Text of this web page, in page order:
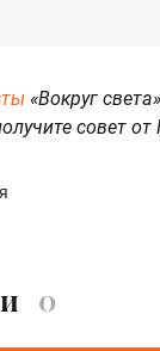
«Вокруг
совет
0